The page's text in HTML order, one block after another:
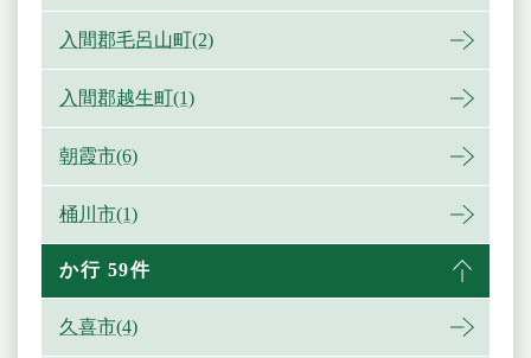
入間郡毛呂山町(2)
入間郡越生町(1)
朝霞市(6)
桶川市(1)
か行 59件
久喜市(4)